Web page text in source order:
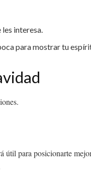
interesa.
para mostrar tu
para posicionarte